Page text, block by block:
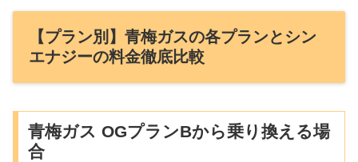
【プラン別】青梅ガスの各プランとシン
エナジーの料金徹底比較
青梅ガス OGプランBから乗り換える場
合